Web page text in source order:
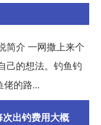
简介 一网撒上来个
己的想法。钓鱼钓
佬的路...
出钓费用大概